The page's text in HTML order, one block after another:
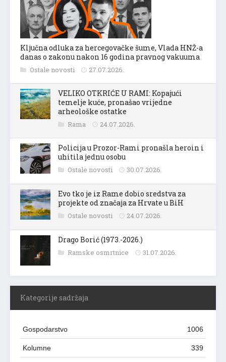
Ključna odluka za hercegovačke šume, Vlada HNŽ-a
danas o zakonu nakon 16 godina pravnog vakuuma
Ostale novosti 27.07.2026.
VELIKO OTKRIĆE U RAMI: Kopajući
temelje kuće, pronašao vrijedne
arheološke ostatke
Rama 24.07.2026.
Policija u Prozor-Rami pronašla heroin i
uhitila jednu osobu
Ostale novosti 30.07.2026.
Evo tko je iz Rame dobio sredstva za
projekte od značaja za Hrvate u BiH
Ostale novosti 24.07.2026.
Drago Borić (1973.-2026.)
Ramske osmrtnice 31.07.2026.
Kategorije sadržaja
Gospodarstvo 1006
Kolumne 339